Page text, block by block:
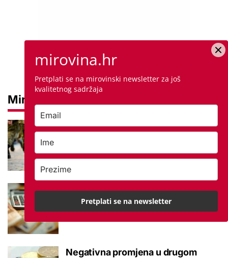
Mirovine
Mirovine branitelja: Dijele se u
Što je MIREX i kako se računa?
Važna brojka za kategoriju štednje
u drugom stupu
Negativna promjena u drugom
mirovina.hr
Pretplati se na mirovinski newsletter za još
kvalitetnog sadržaja
Pretplati se na newsletter